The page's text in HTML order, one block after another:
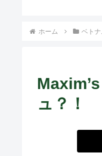
ホーム ベト
ュ？！